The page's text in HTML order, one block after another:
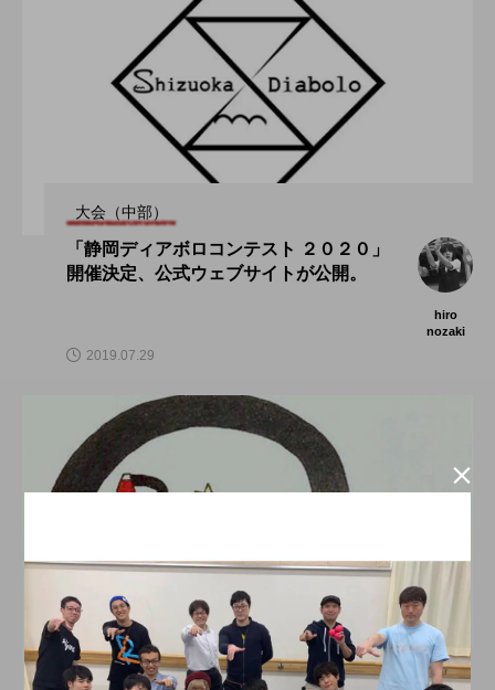
大会（中部）
「静岡ディアボロコンテスト ２０２０」
開催決定、公式ウェブサイトが公開。
hiro
nozaki
2019.07.29
大会（中部）
